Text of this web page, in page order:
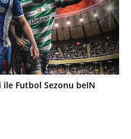
Futbol Sezonu beIN